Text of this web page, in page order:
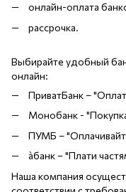
онлайн-оплата
рассрочка.
Выбирайте удобный
онлайн:
ПриватБанк –
Монобанк -
ПУМБ –
àбанк – "Плати
Наша компания